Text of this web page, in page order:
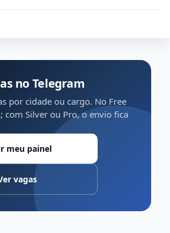
no Telegram
por cidade ou cargo. No Free
com Silver ou Pro, o envio fica
meu painel
vagas